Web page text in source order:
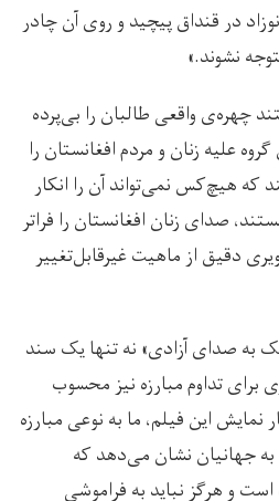
در قنداق پیچید و روی آن چادر
نشوند.»
چهره‌ی واقعی طالبان را بی‌پرده
علیه زنان و مردم افغانستان را
که هیچ‌کس نمی‌تواند آن را انکار
صدای زنان افغانستان را فراتر
دقیق از ماهیت غیرقابل‌تغییر
به صدای آزادی» نه تنها یک سند
برای تداوم مبارزه نیز محسوب
این فیلم، ما به نوعی مبارزه
به جهانیان نشان می‌دهد که
است و هرگز نباید به فراموشی